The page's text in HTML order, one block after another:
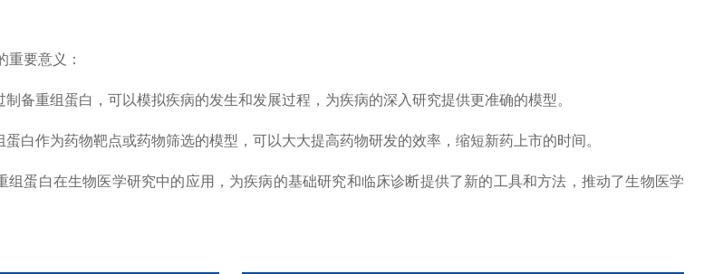
要意义：
重组蛋白，可以模拟疾病的发生和发展过程，为疾病的深入研究提供更准确的模型。
作为药物靶点或药物筛选的模型，可以大大提高药物研发的效率，缩短新药上市的时间。
白在生物医学研究中的应用，为疾病的基础研究和临床诊断提供了新的工具和方法，推动了生物医学